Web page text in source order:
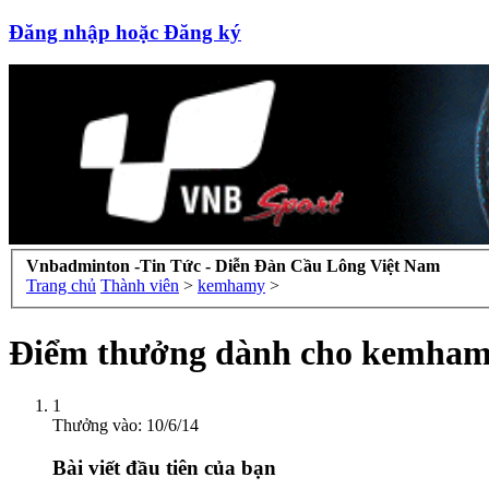
Đăng nhập hoặc Đăng ký
Vnbadminton -Tin Tức - Diễn Đàn Cầu Lông Việt Nam
Trang chủ Thành viên > kemhamy >
Điểm thưởng dành cho
1
Thưởng vào: 10/6/14
Bài viết đầu tiên của bạn